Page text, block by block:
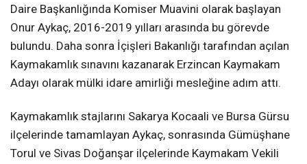
Daire Başkanlığında Komiser Muavini olarak başlayan
Onur Aykaç, 2016-2019 yılları arasında bu görevde
bulundu. Daha sonra İçişleri Bakanlığı tarafından açılan
Kaymakamlık sınavını kazanarak Erzincan Kaymakam
Adayı olarak mülki idare amirliği mesleğine adım attı.
Kaymakamlık stajlarını Sakarya Kocaali ve Bursa Gürsu
ilçelerinde tamamlayan Aykaç, sonrasında Gümüşhane
Torul ve Sivas Doğanşar ilçelerinde Kaymakam Vekili